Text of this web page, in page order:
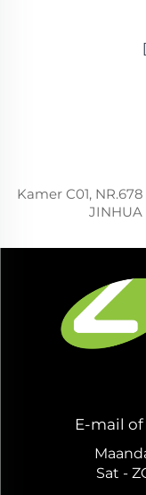
Kamer C01,
JINHUA
E-mail
Sat -